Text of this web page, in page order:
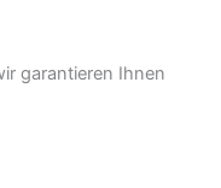
garantieren Ihnen